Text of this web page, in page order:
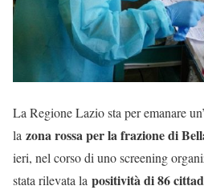
La Regione Lazio sta per emanare
la zona rossa per la frazione di
ieri, nel corso di uno screening
stata rilevata la positività di 86